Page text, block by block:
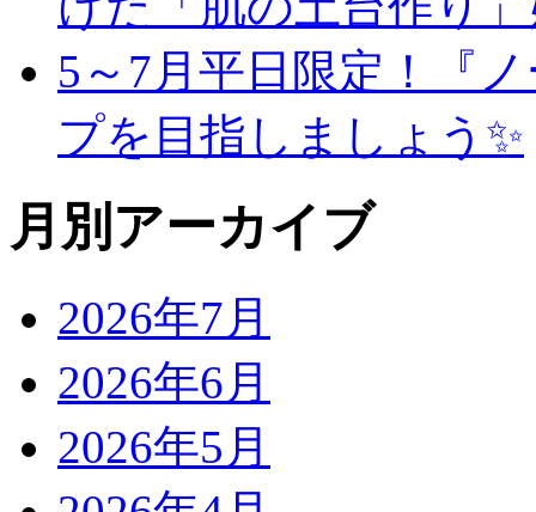
5～7月平日限定！『
プを目指しましょう✨
月別アーカイブ
2026年7月
2026年6月
2026年5月